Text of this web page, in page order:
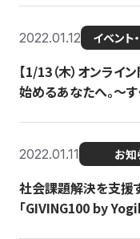
2022.01.12 イベント
【1/13（木）オンライ
始めるあなたへ。〜
2022.01.11 お知
社会課題解決を支援
「GIVING100 by